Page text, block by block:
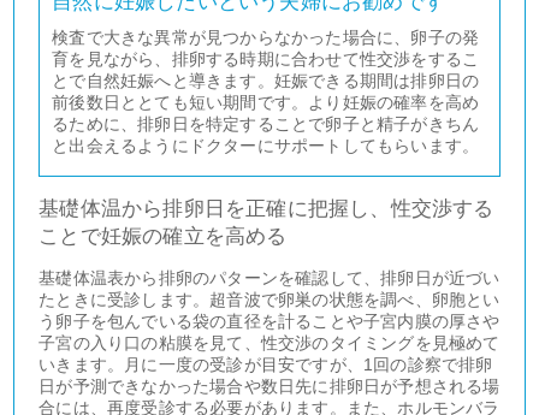
検査で大きな異常が見つからなかった場合に、卵子の発
育を見ながら、排卵する時期に合わせて性交渉をするこ
とで自然妊娠へと導きます。妊娠できる期間は排卵日の
前後数日ととても短い期間です。より妊娠の確率を高め
るために、排卵日を特定することで卵子と精子がきちん
と出会えるようにドクターにサポートしてもらいます。
基礎体温から排卵日を正確に把握し、性交渉する
ことで妊娠の確立を高める
基礎体温表から排卵のパターンを確認して、排卵日が近づい
たときに受診します。超音波で卵巣の状態を調べ、卵胞とい
う卵子を包んでいる袋の直径を計ることや子宮内膜の厚さや
子宮の入り口の粘膜を見て、性交渉のタイミングを見極めて
いきます。月に一度の受診が目安ですが、1回の診察で排卵
日が予測できなかった場合や数日先に排卵日が予想される場
合には、再度受診する必要があります。また、ホルモンバラ